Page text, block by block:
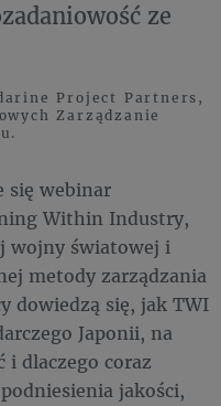
ze
Project Partners,
Zarządzanie
się webinar
Within Industry,
wojny światowej i
metody zarządzania
dowiedzą się, jak TWI
Japonii, na
i dlaczego coraz
jakości,